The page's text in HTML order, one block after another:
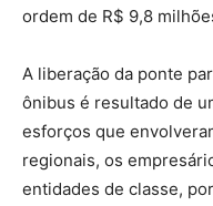
ordem de R$ 9,8
A liberação da ponte
ônibus é resultado de
esforços que
regionais, os
entidades de classe,